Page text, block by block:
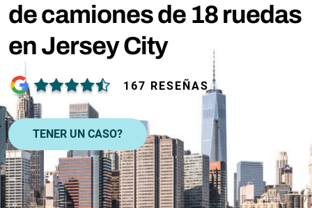
de camiones de 18 ruedas
en Jersey City
167 RESEÑAS
TENER UN CASO?